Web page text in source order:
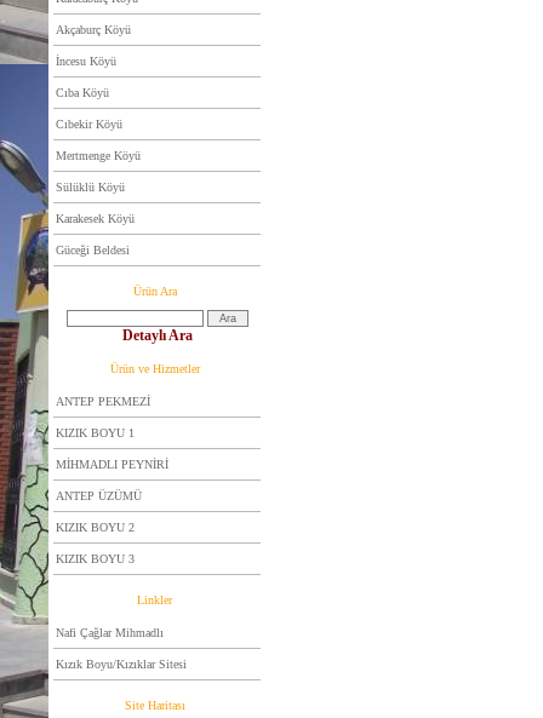
Akçaburç Köyü
İncesu Köyü
Cıba Köyü
Cıbekir Köyü
Mertmenge Köyü
Sülüklü Köyü
Karakesek Köyü
Güceği Beldesi
Ürün Ara
Detaylı Ara
Ürün ve Hizmetler
ANTEP PEKMEZİ
KIZIK BOYU 1
MİHMADLI PEYNİRİ
ANTEP ÜZÜMÜ
KIZIK BOYU 2
KIZIK BOYU 3
Linkler
Nafi Çağlar Mihmadlı
Kızık Boyu/Kızıklar Sitesi
Site Haritası